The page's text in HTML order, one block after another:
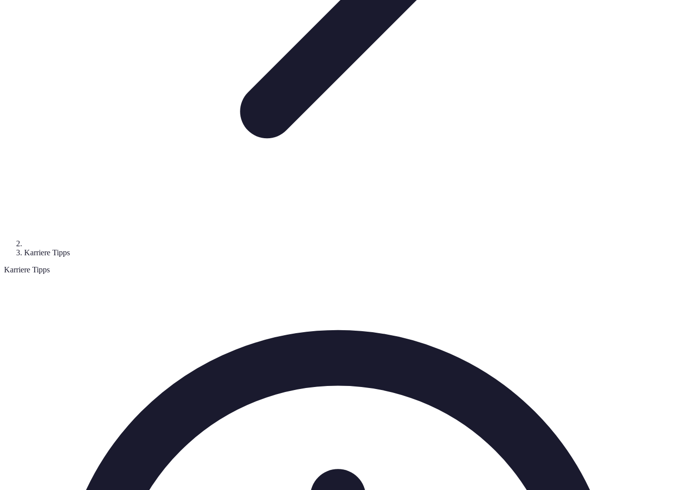
Karriere Tipps
Karriere Tipps